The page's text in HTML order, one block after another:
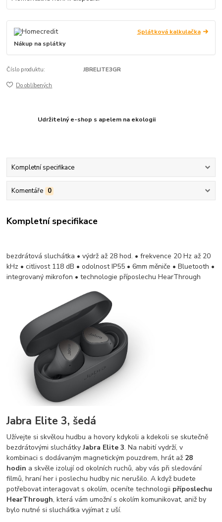
Splátková kalkulačka
Nákup na splátky
Číslo produktu: JBRELITE3GR
Do oblíbených
Udržitelný e-shop s apelem na ekologii
Kompletní specifikace
Komentáře 0
Kompletní specifikace
bezdrátová sluchátka • výdrž až 28 hod. • frekvence 20 Hz až 20
kHz • citlivost 118 dB • odolnost IP55 • 6mm měniče • Bluetooth •
integrovaný mikrofon • technologie příposlechu HearThrough
Jabra Elite 3, šedá
Užívejte si skvělou hudbu a hovory kdykoli a kdekoli se skutečně
bezdrátovými sluchátkyJabra Elite 3. Na nabití vydrží, v
kombinaci s dodávaným magnetickým pouzdrem, hrát až 28
hodin a skvěle izolují od okolních ruchů, aby vás při sledování
filmů, hraní her i poslechu hudby nic nerušilo. A když budete
potřebovat interagovat s okolím, oceníte technologii příposlechu
HearThrough, která vám umožní s okolím komunikovat, aniž by
bylo nutné si sluchátka vyjímat z uší.